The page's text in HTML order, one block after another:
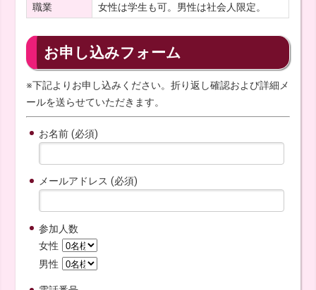
職業
女性は学生も可。男性は社会人限定。
お申し込みフォーム
※下記よりお申し込みください。折り返し確認および詳細メ
ールを送らせていただきます。
お名前 (必須)
メールアドレス (必須)
参加人数
女性
男性